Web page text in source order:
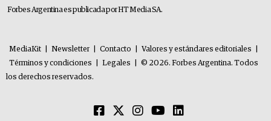
Forbes Argentina es publicada por HT Media SA.
MediaKit Newsletter Contacto Valores y estándares editoriales
Términos y condiciones
Legales
© 2026. Forbes Argentina. Todos
los derechos reservados.